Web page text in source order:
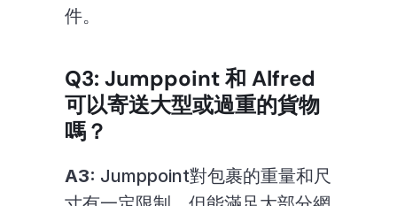
件。
Q3: Jumppoint 和 Alfred
可以寄送大型或過重的貨物
嗎？
A3: Jumppoint對包裹的重量和尺